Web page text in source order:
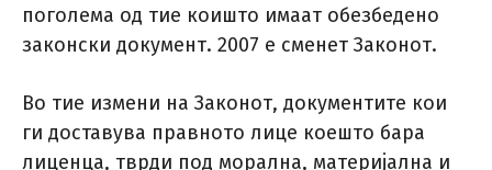
поголема од тие коишто имаат обезбедено
законски документ. 2007 е сменет Законот.
Во тие измени на Законот, документите кои
ги доставува правното лице коешто бара
лиценца, тврди под морална, материјална и